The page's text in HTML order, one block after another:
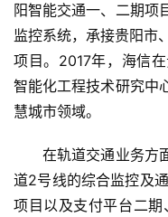
阳智能交通一、二期项
监控系统，承接贵阳市
项目。2017年，海信
智能化工程技术研究中
慧城市领域。
在轨道交通业务方
道2号线的综合监控及
项目以及支付平台二